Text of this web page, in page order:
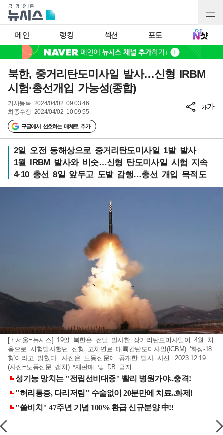
메인 랭킹 섹션 포토
북한, 중거리탄도미사일 발사…신형 IRBM
시험·총선개입 가능성(종합)
기사등록 2024/04/02 09:03:46
최종수정 2024/04/02 10:09:55
구글에서 선호하는 매체로 추가
가가
2일 오전 동해상으로 중거리탄도미사일 1발 발사
1월 IRBM 발사와 비슷…신형 탄도미사일 시험 지속
4·10 총선 8일 앞두고 도발 감행…총선 개입 목적도
[ㅔ서울=뉴시스] 19일 북한은 전날 발사한 장거리탄도미사일이 4월 처
음으로 시험발사했던 신형 고체연료 대륙간탄도미사일(ICBM) '화성-18
형'이라고 밝혔다. 사진은 노동신문이 공개한 발사 사진. 2023.12.19.
(사진=노동신문 캡처) *재판매 및 DB 금지